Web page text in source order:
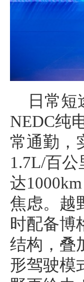
日常短
NEDC纯
常通勤，
1.7L/百
达
焦虑。越
时配备博
结构，叠
形驾驶模